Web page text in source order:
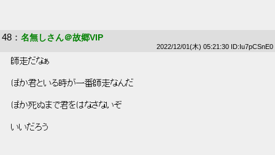
48 ： 名無しさん＠故郷VIP
2022/12/01(木) 05:21:30 ID:Iu7pCSnE0
師走だなぁ
ぼか君といる時が一番師走なんだ
ぼか死ぬまで君をはなさないぞ
いいだろう